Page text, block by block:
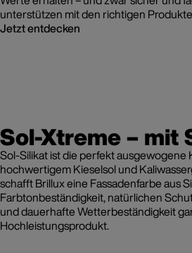
unterstützen mit den richtigen
Jetzt entdecken
Sol-Xtreme – mit
Sol-Silikat ist die perfekt ausgewogene
hochwertigem Kieselsol und
schafft Brillux eine Fassadenfarbe aus
Farbtonbeständigkeit, natürlichen
und dauerhafte Wetterbeständigkeit
Hochleistungsprodukt.